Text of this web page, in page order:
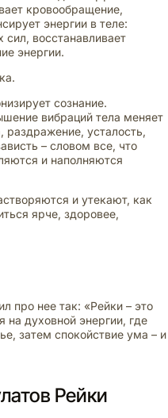
кровообращение,
энергии в теле:
сил, восстанавливает
энергии.
сознание.
вибраций тела меняет
раздражение, усталость,
– словом все, что
и наполняются
и утекают, как
ярче, здоровее,
про нее так: «Рейки – это
на духовной энергии, где
затем спокойствие ума – и
Рейки